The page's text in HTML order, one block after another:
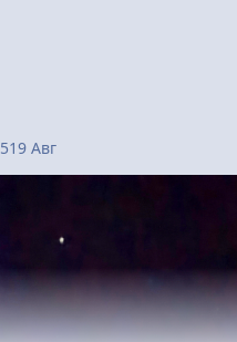
AI. Что именно генерируют По
кадры). Backgrounds,
19 Авг